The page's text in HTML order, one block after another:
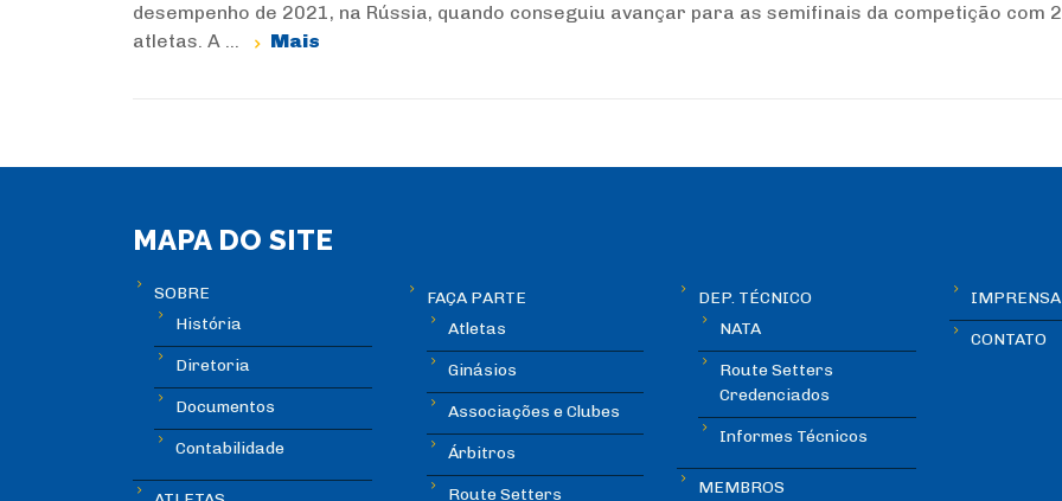
desempenho de 2021, na Rússia, quando conseguiu avançar para as semifinais da competição com 2
atletas. A ...
Mais
MAPA DO SITE
SOBRE
História
Diretoria
Documentos
Contabilidade
FAÇA PARTE
Atletas
Ginásios
Associações e Clubes
Árbitros
Route Setters
DEP. TÉCNICO
NATA
Route Setters
Credenciados
Informes Técnicos
MEMBROS
IMPRENSA
CONTATO